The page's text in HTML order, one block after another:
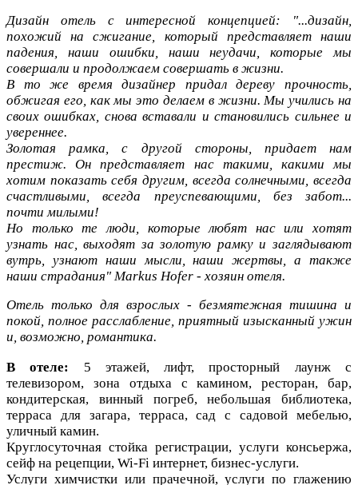
Дизайн отель с интересной концепцией: "...дизайн,
похожий на сжигание, который представляет наши
падения, наши ошибки, наши неудачи, которые мы
совершали и продолжаем совершать в жизни.
В то же время дизайнер придал дереву прочность,
обжигая его, как мы это делаем в жизни. Мы учились на
своих ошибках, снова вставали и становились сильнее и
увереннее.
Золотая рамка, с другой стороны, придает нам
престиж. Он представляет нас такими, какими мы
хотим показать себя другим, всегда солнечными, всегда
счастливыми, всегда преуспевающими, без забот...
почти милыми!
Но только те люди, которые любят нас или хотят
узнать нас, выходят за золотую рамку и заглядывают
вутрь, узнают наши мысли, наши жертвы, а также
наши страдания" Markus Hofer - хозяин отеля.
Отель только для взрослых - безмятежная тишина и
покой, полное расслабление, приятный изысканный ужин
и, возможно, романтика.
В отеле: 5 этажей, лифт, просторный лаунж с
телевизором, зона отдыха с камином, ресторан, бар,
кондитерская, винный погреб,небольшая библиотека,
терраса для загара, терраса, сад с садовой мебелью,
уличный камин.
Круглосуточная стойка регистрации, услуги консьержа,
сейф на рецепции, Wi-Fi интернет, бизнес-услуги.
Услуги химчистки или прачечной, услуги по глажению